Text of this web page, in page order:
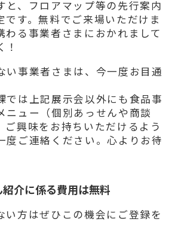
と、フロアマップ等の先行案内
です。無料でご来場いただけま
わる事業者さまにおかれまして
い事業者さまは、今一度お目通
では上記展示会以外にも食品事
ニュー（個別あっせんや商談
ご興味をお持ちいただけるよう
度ご連絡ください。心よりお待
介に係る費用は無料
い方はぜひこの機会にご登録を